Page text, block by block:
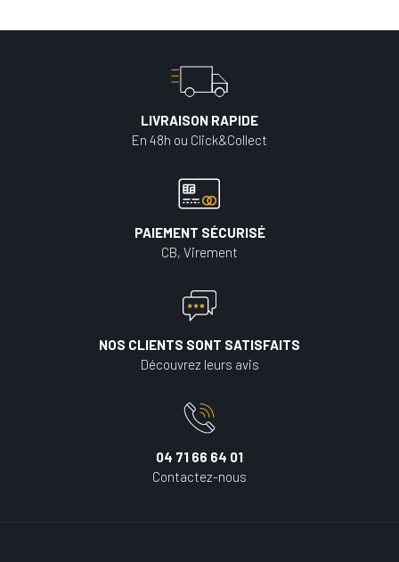
LIVRAISON RAPIDE
En 48h ou Click&Collect
PAIEMENT SÉCURISÉ
CB, Virement
NOS CLIENTS SONT SATISFAITS
Découvrez leurs avis
04 71 66 64 01
Contactez-nous